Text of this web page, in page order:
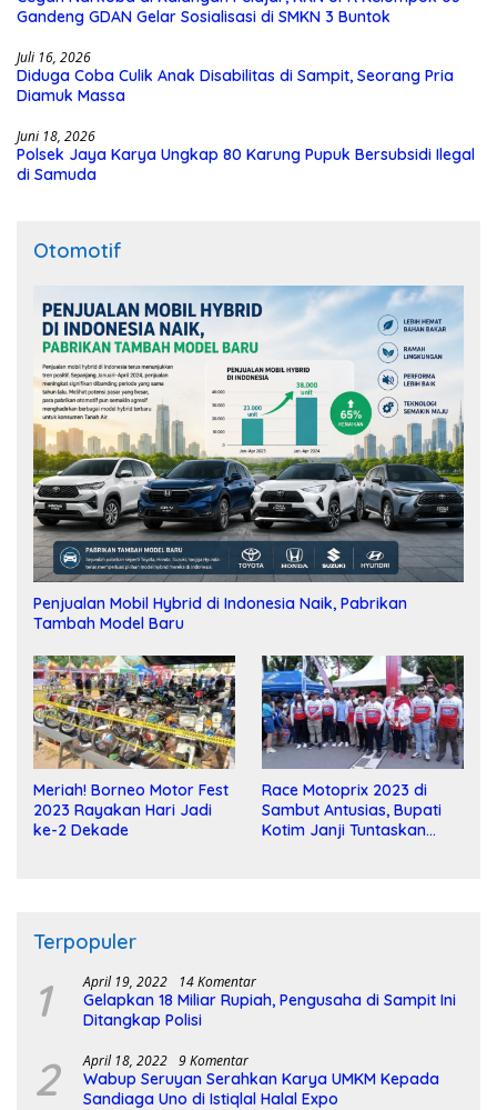
Gandeng GDAN Gelar Sosialisasi di SMKN 3 Buntok
Juli 16, 2026
Diduga Coba Culik Anak Disabilitas di Sampit, Seorang Pria
Diamuk Massa
Juni 18, 2026
Polsek Jaya Karya Ungkap 80 Karung Pupuk Bersubsidi Ilegal
di Samuda
Otomotif
Penjualan Mobil Hybrid di Indonesia Naik, Pabrikan
Tambah Model Baru
Meriah! Borneo Motor Fest
2023 Rayakan Hari Jadi
ke-2 Dekade
Race Motoprix 2023 di
Sambut Antusias, Bupati
Kotim Janji Tuntaskan
Terpopuler
1 April 19, 2022 14 Komentar
Gelapkan 18 Miliar Rupiah, Pengusaha di Sampit Ini
Ditangkap Polisi
2 April 18, 2022 9 Komentar
Wabup Seruyan Serahkan Karya UMKM Kepada
Sandiaga Uno di Istiqlal Halal Expo